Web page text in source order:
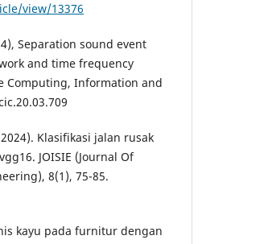
view/13376
Separation sound event
and time frequency
Computing, Information and
Klasifikasi jalan rusak
JOISIE (Journal Of
8(1), 75-85.
kayu pada furnitur dengan